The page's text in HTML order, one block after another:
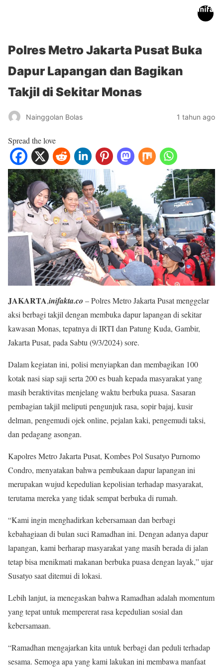
Polres Metro Jakarta Pusat Buka
Dapur Lapangan dan Bagikan
Takjil di Sekitar Monas
Nainggolan Bolas 1 tahun ago
Spread the love
JAKARTA,inifakta.co – Polres Metro Jakarta Pusat menggelar
aksi berbagi takjil dengan membuka dapur lapangan di sekitar
kawasan Monas, tepatnya di IRTI dan Patung Kuda, Gambir,
Jakarta Pusat, pada Sabtu (9/3/2024) sore.
Dalam kegiatan ini, polisi menyiapkan dan membagikan 100
kotak nasi siap saji serta 200 es buah kepada masyarakat yang
masih beraktivitas menjelang waktu berbuka puasa. Sasaran
pembagian takjil meliputi pengunjuk rasa, sopir bajaj, kusir
delman, pengemudi ojek online, pejalan kaki, pengemudi taksi,
dan pedagang asongan.
Kapolres Metro Jakarta Pusat, Kombes Pol Susatyo Purnomo
Condro, menyatakan bahwa pembukaan dapur lapangan ini
merupakan wujud kepedulian kepolisian terhadap masyarakat,
terutama mereka yang tidak sempat berbuka di rumah.
“Kami ingin menghadirkan kebersamaan dan berbagi
kebahagiaan di bulan suci Ramadhan ini. Dengan adanya dapur
lapangan, kami berharap masyarakat yang masih berada di jalan
tetap bisa menikmati makanan berbuka puasa dengan layak,” ujar
Susatyo saat ditemui di lokasi.
Lebih lanjut, ia menegaskan bahwa Ramadhan adalah momentum
yang tepat untuk mempererat rasa kepedulian sosial dan
kebersamaan.
“Ramadhan mengajarkan kita untuk berbagi dan peduli terhadap
sesama. Semoga apa yang kami lakukan ini membawa manfaat